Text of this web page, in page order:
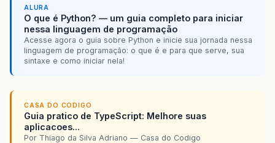
ALURA
O que é Python? — um guia completo para iniciar
nessa linguagem de programação
Acesse agora o guia sobre Python e inicie sua jornada nessa
linguagem de programação: o que é e para que serve, sua
sintaxe e como iniciar nela!
CASA DO CODIGO
Guia pratico de TypeScript: Melhore suas
aplicacoes...
Por Thiago da Silva Adriano — Casa do Codigo